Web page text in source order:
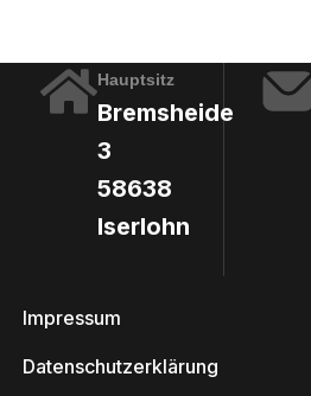
Hauptsitz
Bremsheide
3
58638
Iserlohn
Impressum
Datenschutzerklärung